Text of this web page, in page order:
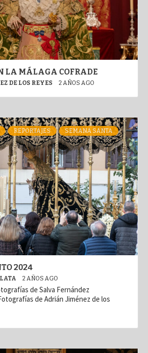
LA MÁLAGA COFRADE
DE LOS REYES 2 AÑOS AGO
REPORTAJES SEMANA SANTA
2024
2 AÑOS AGO
de Salva Fernández
de Adrián Jiménez de los